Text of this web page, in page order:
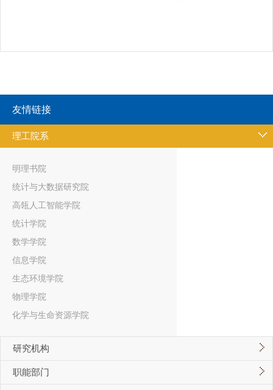
友情链接
理工院系
明理书院
统计与大数据研究院
高瓴人工智能学院
统计学院
数学学院
信息学院
生态环境学院
物理学院
化学与生命资源学院
研究机构
职能部门